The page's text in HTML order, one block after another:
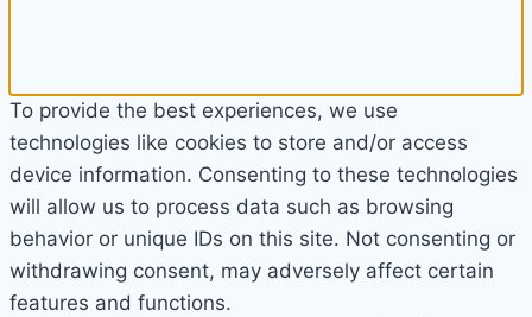
To provide the best experiences, we use
technologies like cookies to store and/or access
device information. Consenting to these technologies
will allow us to process data such as browsing
behavior or unique IDs on this site. Not consenting or
withdrawing consent, may adversely affect certain
features and functions.